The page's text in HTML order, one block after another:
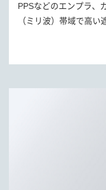
PPSなどのエンプラ、
（ミリ波）帯域で高い